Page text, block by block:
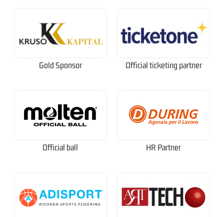
Gold Sponsor Official ticketing partner
Official ball HR Partner